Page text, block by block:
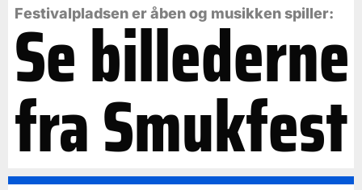
Festivalpladsen er åben og musikken spiller:
Se billederne
fra Smukfest